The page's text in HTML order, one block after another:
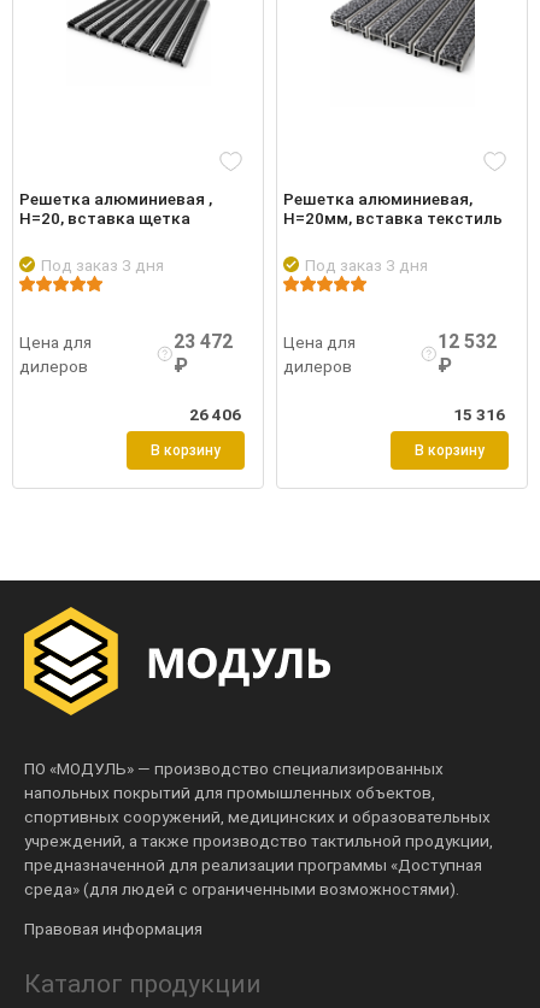
Решетка алюминиевая ,
Н=20, вставка щетка
Под заказ 3 дня
Цена для
дилеров
23 472
₽
26 406
В корзину
Решетка алюминиевая,
Н=20мм, вставка текстиль
Под заказ 3 дня
Цена для
дилеров
12 532
₽
15 316
В корзину
ПО «МОДУЛЬ» — производство специализированных
напольных покрытий для промышленных объектов,
спортивных сооружений, медицинских и образовательных
учреждений, а также производство тактильной продукции,
предназначенной для реализации программы «Доступная
среда» (для людей с ограниченными возможностями).
Правовая информация
Каталог продукции